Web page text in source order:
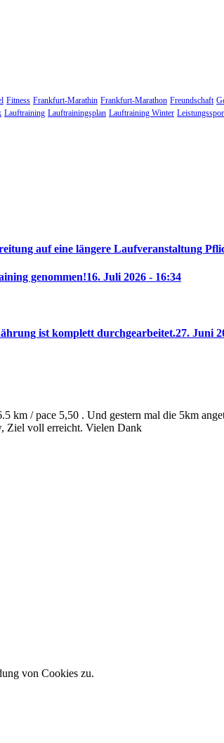
Fitness Frankfurt-Marathin Frankfurt-Marathon Freundschaft
Lauftraining Lauftrainingsplan Lauftraining Winter
auf eine längere Laufveranstaltung
genommen!16. Juli 2026 - 16:34
ist komplett durchgearbeitet.27. Juni
/ pace 5,50 . Und gestern mal die 5km
Ziel voll erreicht. Vielen Dank
von Cookies zu.